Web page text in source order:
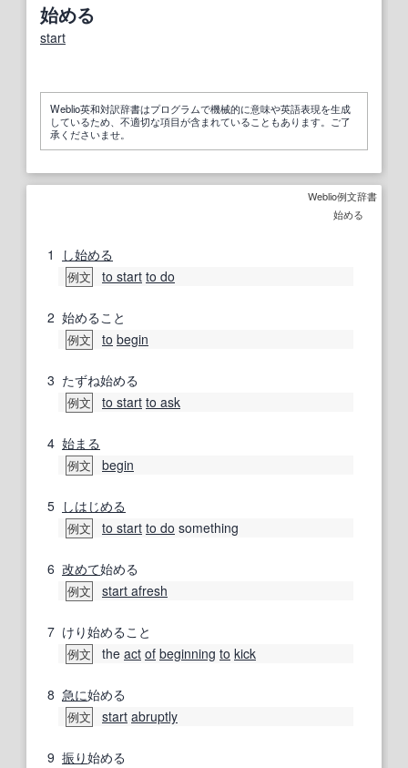
始める
start
Weblio英和対訳辞書はプログラムで機械的に意味や英語表現を生成
しているため、不適切な項目が含まれていることもあります。ご了
承くださいませ。
Weblio例文辞書
始める
1 し始める
例文 to start to do
2 始めること
例文 to begin
3 たずね始める
例文 to start to ask
4 始まる
例文 begin
5 しはじめる
例文 to start to do something
6 改めて始める
例文 start afresh
7 けり始めること
例文 the act of beginning to kick
8 急に始める
例文 start abruptly
9 振り始める